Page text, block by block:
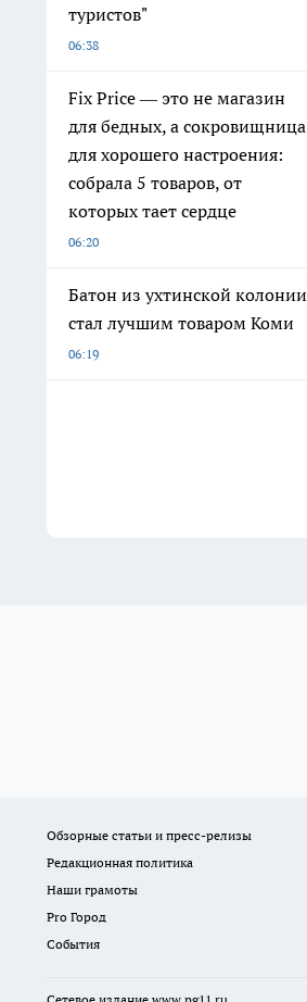
туристов"
06:38
Fix Price — это не магазин
для бедных, а сокровищница
для хорошего настроения:
собрала 5 товаров, от
которых тает сердце
06:20
Батон из ухтинской колонии
стал лучшим товаром Коми
06:19
Обзорные статьи и пресс-релизы
Редакционная политика
Наши грамоты
Pro Город
События